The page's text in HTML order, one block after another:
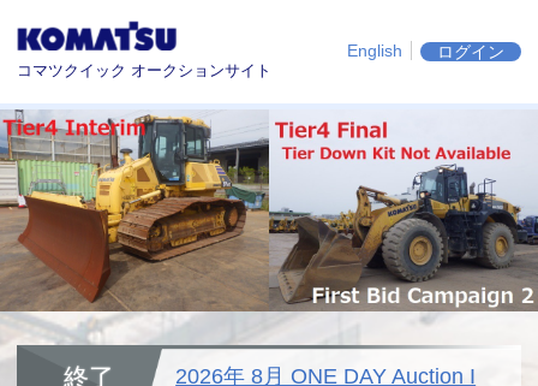
コマツクイック オークションサイト
English ログイン
終了 2026年 8月 ONE DAY Auction I